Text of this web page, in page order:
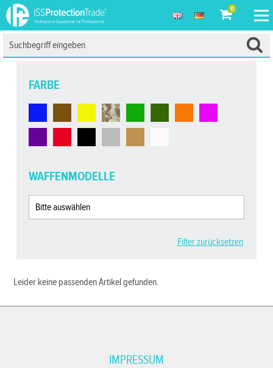
0
FARBE
WAFFENMODELLE
Filter zurücksetzen
Leider keine passenden Artikel gefunden.
IMPRESSUM